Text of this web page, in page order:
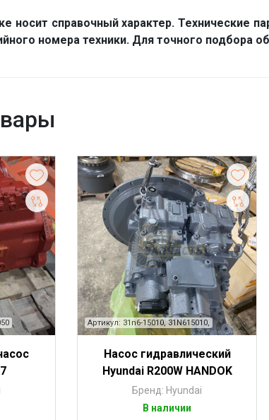
носит справочный характер. Технические
номера техники. Для точного
Артикул: 31n6-15010, 31N615010,
Насос гидравлический
Hyundai R200W HANDOK
Бренд: Hyundai
В наличии